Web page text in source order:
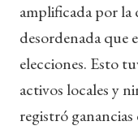
amplificada por la
desordenada que
elecciones. Esto
activos locales y
registró